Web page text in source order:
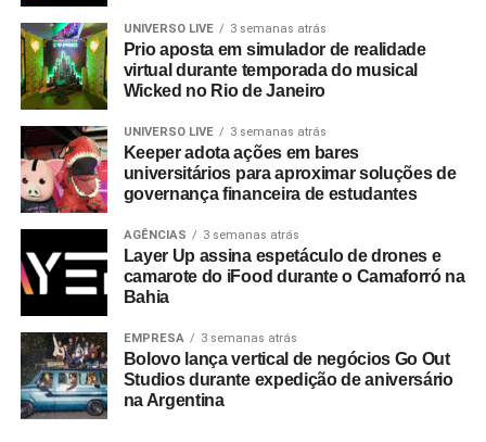
UNIVERSO LIVE 3 semanas atrás
Prio aposta em simulador de realidade
virtual durante temporada do musical
Wicked no Rio de Janeiro
UNIVERSO LIVE 3 semanas atrás
Keeper adota ações em bares
universitários para aproximar soluções de
governança financeira de estudantes
AGÊNCIAS 3 semanas atrás
Layer Up assina espetáculo de drones e
camarote do iFood durante o Camaforró na
Bahia
EMPRESA 3 semanas atrás
Bolovo lança vertical de negócios Go Out
Studios durante expedição de aniversário
na Argentina